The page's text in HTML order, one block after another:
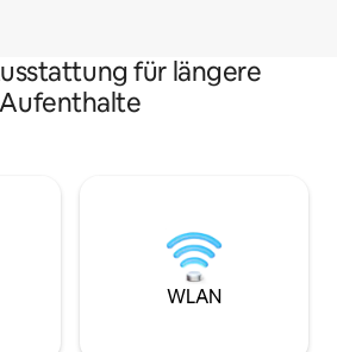
für längere
Aufenthalte
WLAN